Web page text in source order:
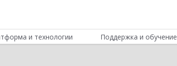
и технологии Поддержка и обучение